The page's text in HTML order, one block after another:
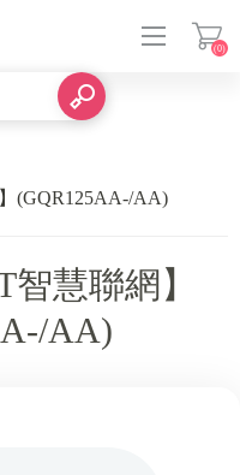
(0)
(GQR125AA-/AA)
慧聯網】
AA)